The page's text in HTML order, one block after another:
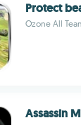
Protect
Ozone All
Assassin